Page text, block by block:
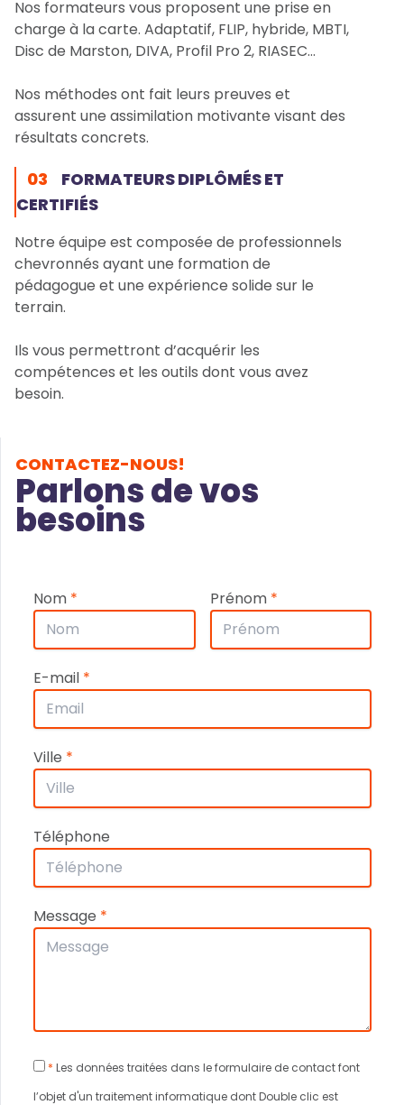
Nos formateurs vous proposent une prise en
charge à la carte. Adaptatif, FLIP, hybride, MBTI,
Disc de Marston, DIVA, Profil Pro 2, RIASEC…
Nos méthodes ont fait leurs preuves et
assurent une assimilation motivante visant des
résultats concrets.
03
FORMATEURS DIPLÔMÉS ET
CERTIFIÉS
Notre équipe est composée de professionnels
chevronnés ayant une formation de
pédagogue et une expérience solide sur le
terrain.
Ils vous permettront d’acquérir les
compétences et les outils dont vous avez
besoin.
CONTACTEZ-NOUS!
Parlons de vos
besoins
Nom * Prénom *
E-mail *
Ville *
Téléphone
Message *
* Les données traitées dans le formulaire de contact font
l’objet d'un traitement informatique dont Double clic est